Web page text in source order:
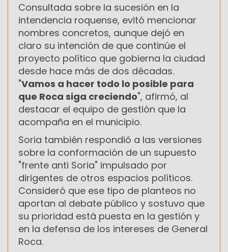
Consultada sobre la sucesión en la
intendencia roquense, evitó mencionar
nombres concretos, aunque dejó en
claro su intención de que continúe el
proyecto político que gobierna la ciudad
desde hace más de dos décadas.
"Vamos a hacer todo lo posible para
que Roca siga creciendo", afirmó, al
destacar el equipo de gestión que la
acompaña en el municipio.
Soria también respondió a las versiones
sobre la conformación de un supuesto
"frente anti Soria" impulsado por
dirigentes de otros espacios políticos.
Consideró que ese tipo de planteos no
aportan al debate público y sostuvo que
su prioridad está puesta en la gestión y
en la defensa de los intereses de General
Roca.